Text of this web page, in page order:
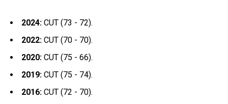
2024: CUT (73 - 72).
2022: CUT (70 - 70).
2020: CUT (75 - 66).
2019: CUT (75 - 74).
2016: CUT (72 - 70).